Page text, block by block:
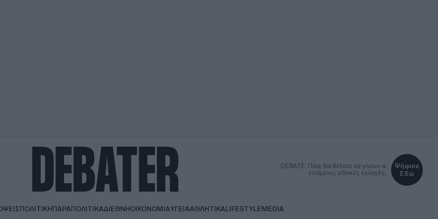
DEBATE: Πότε θα θέλατε να γίνουν οι
επόμενες εθνικές εκλογές;
Ψήφισε
Εδώ
ΠΟΛΙΤΙΚΗΠΑΡΑΠΟΛΙΤΙΚΑΔΙΕΘΝΗΟΙΚΟΝΟΜΙΑΥΓΕΙΑΑΘΛΗΤΙΚΑLIFESTYLEMEDIA